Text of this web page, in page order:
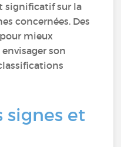
significatif sur la
concernées. Des
mieux
son
signes et